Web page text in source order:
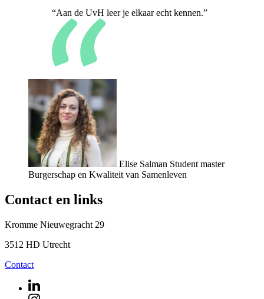
“Aan de UvH leer je elkaar echt kennen.”
Elise Salman Student master
Burgerschap en Kwaliteit van Samenleven
Contact en links
Kromme Nieuwegracht 29
3512 HD Utrecht
Contact